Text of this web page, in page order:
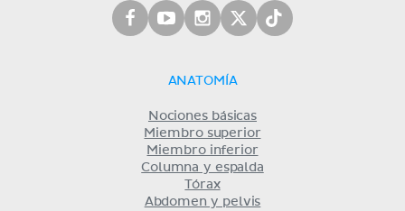
ANATOMÍA
Nociones básicas
Miembro superior
Miembro inferior
Columna y espalda
Tórax
Abdomen y pelvis